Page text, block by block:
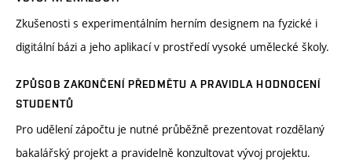
Zkušenosti s experimentálním herním designem na fyzické i
digitální bázi a jeho aplikací v prostředí vysoké umělecké školy.
ZPŮSOB ZAKONČENÍ PŘEDMĚTU A PRAVIDLA HODNOCENÍ
STUDENTŮ
Pro udělení zápočtu je nutné průběžně prezentovat rozdělaný
bakalářský projekt a pravidelně konzultovat vývoj projektu.